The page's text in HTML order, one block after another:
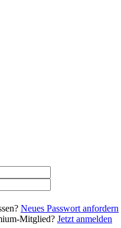
Neues Passwort anfordern
Mitglied? Jetzt anmelden